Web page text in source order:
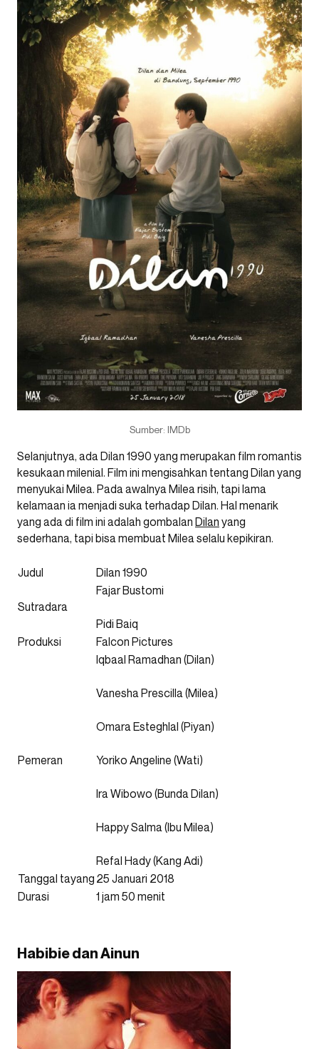
Sumber: IMDb
Selanjutnya, ada Dilan 1990 yang merupakan film romantis
kesukaan milenial. Film ini mengisahkan tentang Dilan yang
menyukai Milea. Pada awalnya Milea risih, tapi lama
kelamaan ia menjadi suka terhadap Dilan. Hal menarik
yang ada di film ini adalah gombalan Dilan yang
sederhana, tapi bisa membuat Milea selalu kepikiran.
Judul Dilan 1990
Sutradara
Fajar Bustomi
Pidi Baiq
Produksi
Falcon Pictures
Pemeran
Iqbaal Ramadhan (Dilan)
Vanesha Prescilla (Milea)
Omara Esteghlal (Piyan)
Yoriko Angeline (Wati)
Ira Wibowo (Bunda Dilan)
Happy Salma (Ibu Milea)
Refal Hady (Kang Adi)
Tanggal tayang 25 Januari 2018
Durasi
1 jam 50 menit
Habibie dan Ainun